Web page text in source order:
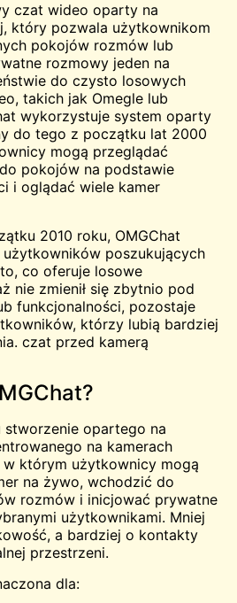
czat wideo oparty na
który pozwala użytkownikom
pokojów rozmów lub
rozmowy jeden na
do czysto losowych
takich jak Omegle lub
wykorzystuje system oparty
do tego z początku lat 2000
mogą przeglądać
pokojów na podstawie
i oglądać wiele kamer
2010 roku, OMGChat
użytkowników poszukujących
co oferuje losowe
nie zmienił się zbytnio pod
funkcjonalności, pozostaje
którzy lubią bardziej
czat przed kamerą
stworzenie opartego na
na kamerach
którym użytkownicy mogą
na żywo, wchodzić do
rozmów i inicjować prywatne
użytkownikami. Mniej
a bardziej o kontakty
przestrzeni.
dla: